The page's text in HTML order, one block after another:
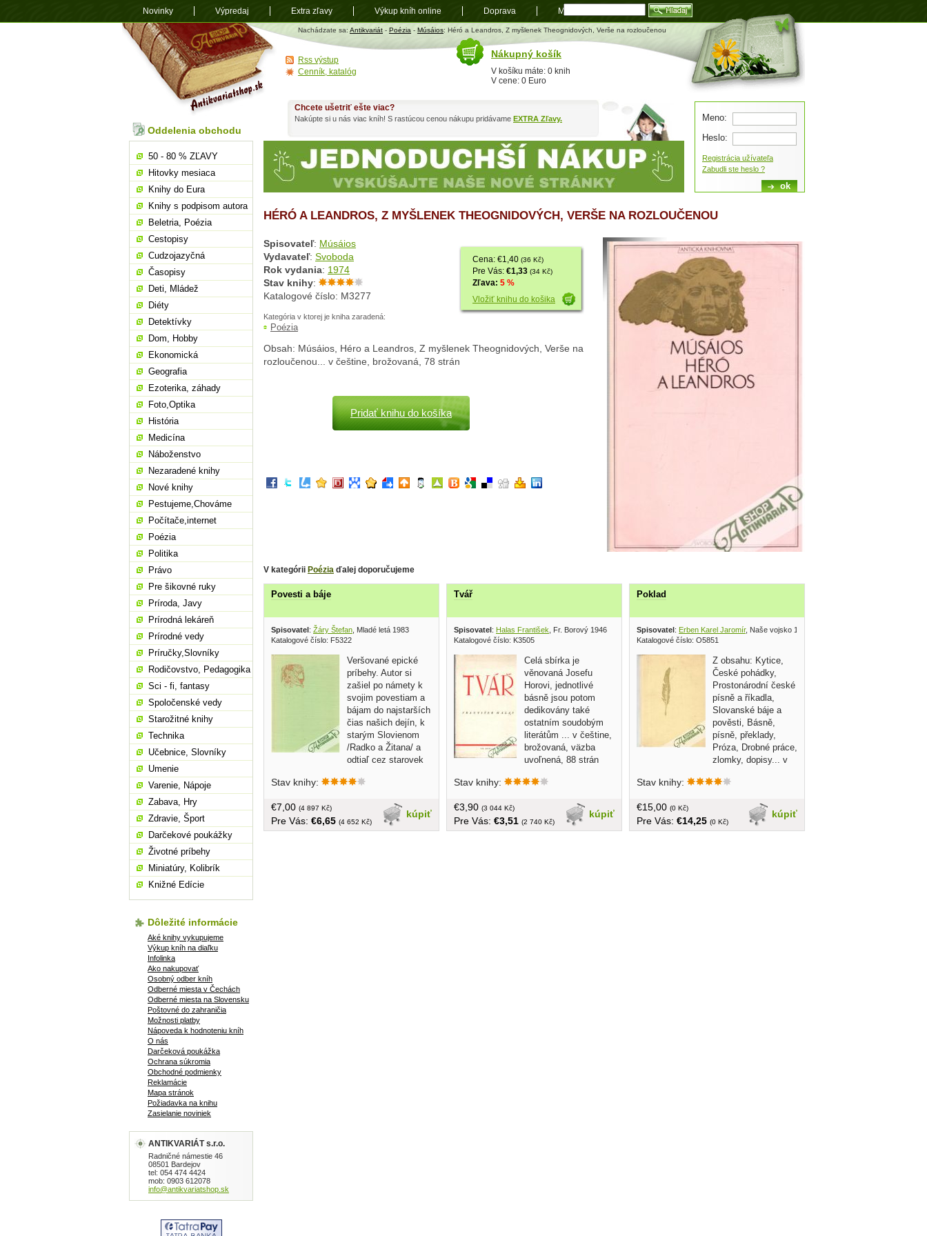
Antikvariát
shop.sk
Nachádzate sa: Antikvariát - Poézia - Músáios: Héró a Leandros, Z myšlenek Theognidových, Verše na rozloučenou
HÉRÓ A LEANDROS, Z MYŠLENEK THEOGNIDOVÝCH, VERŠE NA ROZLOUČENOU
Cena: €1,40 (36 Kč)
Pre Vás: €1,33 (34 Kč)
Zľava: 5 %
Vložiť knihu do košika
Spisovateľ: Músáios
Vydavateľ: Svoboda
Rok vydania: 1974
Stav knihy:
Katalogové číslo: M3277
Kategória v ktorej je kniha zaradená:
Poézia
Obsah: Músáios, Héro a Leandros, Z myšlenek Theognidových, Verše na
rozloučenou... v češtine, brožovaná, 78 strán
Pridať knihu do košíka
V kategórii Poézia ďalej doporučujeme
Povesti a báje
Spisovatel: Žáry Štefan , Mladé letá 1983
Katalogové číslo: F5322
Veršované epické
príbehy. Autor si
zašiel po námety k
svojim povestiam a
bájam do najstarších
čias našich dejín, k
starým Slovienom
/Radko a Žitana/ a
odtiaľ cez starovek
panej/ a stredovek /Povesť o
Aureolovi/ sa dostáva k najmladším
dejinám nášho národa, až do obdobie
SNP, kde ho inšpiruje osud kruto
Stav knihy:
kúpiť
€7,00 (4 897 Kč)
Pre Vás: €6,65 (4 652 Kč)
Tvář
Spisovatel: Halas František , Fr. Borový 1946
Katalogové číslo: K3505
Celá sbírka je
věnovaná Josefu
Horovi, jednotlivé
básně jsou potom
dedikovány také
ostatním soudobým
literátům ... v češtine,
brožovaná, väzba
uvoľnená, 88 strán
Stav knihy:
kúpiť
€3,90 (3 044 Kč)
Pre Vás: €3,51 (2 740 Kč)
Poklad
Spisovatel: Erben Karel Jaromír, Naše vojsko 1958
Katalogové číslo: O5851
Z obsahu: Kytice,
České pohádky,
Prostonárodní české
písně a říkadla,
Slovanské báje a
pověsti, Básně,
písně, překlady,
Próza, Drobné práce,
zlomky, dopisy... v
formát 705 strán
Stav knihy:
kúpiť
€15,00 (0 Kč)
Pre Vás: €14,25 (0 Kč)
Chcete ušetriť ešte viac?
Nakúpte si u nás viac kníh! S rastúcou cenou nákupu pridávame EXTRA Zľavy.
Oddelenia obchodu
50 - 80 % ZĽAVY
Hitovky mesiaca
Knihy do Eura
Knihy s podpisom autora
Beletria, Poézia
Cestopisy
Cudzojazyčná
Časopisy
Deti, Mládež
Diéty
Detektívky
Dom, Hobby
Ekonomická
Geografia
Ezoterika, záhady
Foto,Optika
História
Medicína
Náboženstvo
Nezaradené knihy
Nové knihy
Pestujeme,Chováme
Počítače,internet
Poézia
Politika
Právo
Pre šikovné ruky
Príroda, Javy
Prírodná lekáreň
Prírodné vedy
Príručky,Slovníky
Rodičovstvo, Pedagogika
Sci - fi, fantasy
Spoločenské vedy
Starožitné knihy
Technika
Učebnice, Slovníky
Umenie
Varenie, Nápoje
Zabava, Hry
Zdravie, Šport
Darčekové poukážky
Životné príbehy
Miniatúry, Kolibrík
Knižné Edície
Dôležité informácie
Aké knihy vykupujeme
Výkup kníh na diaľku
Infolinka
Ako nakupovať
Osobný odber kníh
Odberné miesta v Čechách
Odberné miesta na Slovensku
Poštovné do zahraničia
Možnosti platby
Nápoveda k hodnoteniu kníh
O nás
Darčeková poukážka
Ochrana súkromia
Obchodné podmienky
Reklamácie
Mapa stránok
Požiadavka na knihu
Zasielanie noviniek
ANTIKVARIÁT s.r.o.
Radničné námestie 46
08501 Bardejov
tel: 054 474 4424
mob: 0903 612078
info@antikvariatshop.sk
Meno:
Heslo:
Registrácia užívateľa
Zabudli ste heslo ?
Nákupný košík
V košíku máte: 0 knih
V cene: 0 Euro
Rss výstup
Cenník, katalóg
Novinky Výpredaj Extra zľavy Výkup kníh online Doprava Mapa